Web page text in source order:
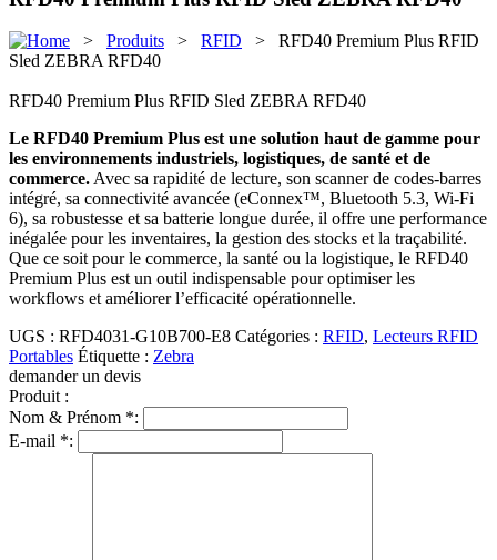
> Produits > RFID > RFD40 Premium Plus RFID
Sled ZEBRA RFD40
RFD40 Premium Plus RFID Sled ZEBRA RFD40
Le RFD40 Premium Plus est une solution haut de gamme pour
les environnements industriels, logistiques, de santé et de
commerce.Avec sa rapidité de lecture, son scanner de codes-barres
intégré, sa connectivité avancée (eConnex™, Bluetooth 5.3, Wi-Fi
6), sa robustesse et sa batterie longue durée, il offre une performance
inégalée pour les inventaires, la gestion des stocks et la traçabilité.
Que ce soit pour le commerce, la santé ou la logistique, le RFD40
Premium Plus est un outil indispensable pour optimiser les
workflows et améliorer l’efficacité opérationnelle.
UGS : RFD4031-G10B700-E8 Catégories : RFID, Lecteurs RFID
Portables Étiquette : Zebra
demander un devis
Produit :
Nom & Prénom *:
E-mail *: